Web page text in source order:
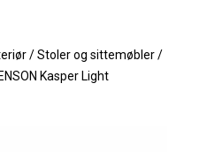
/ Stoler og sittemøbler /
Kasper Light